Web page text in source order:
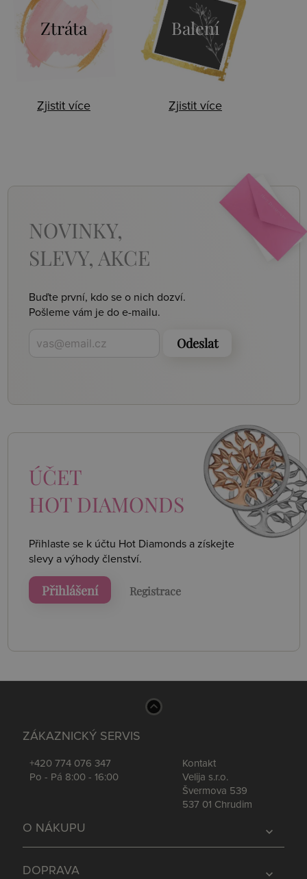
Ztráta
Zjistit více
Balení
Zjistit více
NOVINKY,
SLEVY, AKCE
Buďte první, kdo se o nich dozví.
Pošleme vám je do e-mailu.
Odeslat
ÚČET
HOT DIAMONDS
Přihlaste se k účtu Hot Diamonds a získejte
slevy a výhody členství.
Přihlášení Registrace
ZÁKAZNICKÝ SERVIS
+420 774 076 347
Po - Pá 8:00 - 16:00
Kontakt
Velija s.r.o.
Švermova 539
537 01 Chrudim
expand_more
O NÁKUPU
expand_more
DOPRAVA